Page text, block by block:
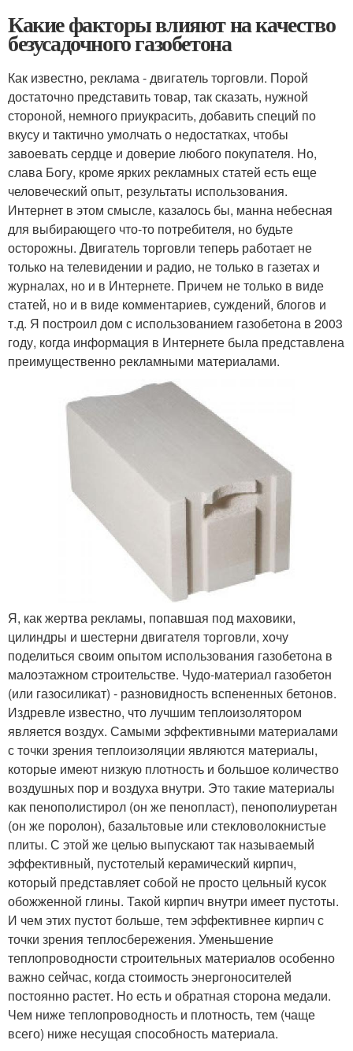
Какие факторы влияют на качество
безусадочного газобетона
Как известно, реклама - двигатель торговли. Порой
достаточно представить товар, так сказать, нужной
стороной, немного приукрасить, добавить специй по
вкусу и тактично умолчать о недостатках, чтобы
завоевать сердце и доверие любого покупателя. Но,
слава Богу, кроме ярких рекламных статей есть еще
человеческий опыт, результаты использования.
Интернет в этом смысле, казалось бы, манна небесная
для выбирающего что-то потребителя, но будьте
осторожны. Двигатель торговли теперь работает не
только на телевидении и радио, не только в газетах и
журналах, но и в Интернете. Причем не только в виде
статей, но и в виде комментариев, суждений, блогов и
т.д. Я построил дом с использованием газобетона в 2003
году, когда информация в Интернете была представлена
преимущественно рекламными материалами.
Я, как жертва рекламы, попавшая под маховики,
цилиндры и шестерни двигателя торговли, хочу
поделиться своим опытом использования газобетона в
малоэтажном строительстве. Чудо-материал газобетон
(или газосиликат) - разновидность вспененных бетонов.
Издревле известно, что лучшим теплоизолятором
является воздух. Самыми эффективными материалами
с точки зрения теплоизоляции являются материалы,
которые имеют низкую плотность и большое количество
воздушных пор и воздуха внутри. Это такие материалы
как пенополистирол (он же пенопласт), пенополиуретан
(он же поролон), базальтовые или стекловолокнистые
плиты. С этой же целью выпускают так называемый
эффективный, пустотелый керамический кирпич,
который представляет собой не просто цельный кусок
обожженной глины. Такой кирпич внутри имеет пустоты.
И чем этих пустот больше, тем эффективнее кирпич с
точки зрения теплосбережения. Уменьшение
теплопроводности строительных материалов особенно
важно сейчас, когда стоимость энергоносителей
постоянно растет. Но есть и обратная сторона медали.
Чем ниже теплопроводность и плотность, тем (чаще
всего) ниже несущая способность материала.